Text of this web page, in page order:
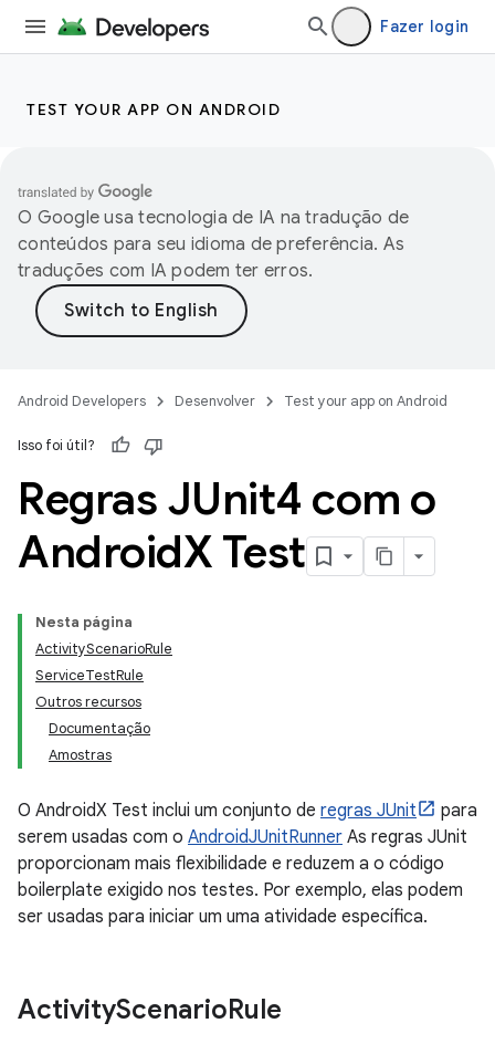
Fazer login
TEST YOUR APP ON ANDROID
O Google usa tecnologia de IA na tradução de
conteúdos para seu idioma de preferência. As
traduções com IA podem ter erros.
Android Developers Desenvolver Test your app on Android
Isso foi útil?
Regras JUnit4 com o
AndroidX Test
Nesta página
ActivityScenarioRule
ServiceTestRule
Outros recursos
Documentação
Amostras
O AndroidX Test inclui um conjunto de regras JUnit
para
serem usadas com o AndroidJUnitRunner As regras JUnit
proporcionam mais flexibilidade e reduzem a o código
boilerplate exigido nos testes. Por exemplo, elas podem
ser usadas para iniciar um uma atividade específica.
ActivityScenarioRule